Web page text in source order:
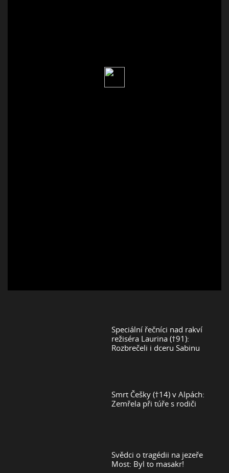
Speciální řečníci nad rakví
režiséra Laurina (†91):
Rozbrečeli i dceru Sabinu
Smrt Češky (†14) v Alpách:
Zemřela při túře s rodiči
Svědci o tragédii na jezeře
Most: Byl to masakr!